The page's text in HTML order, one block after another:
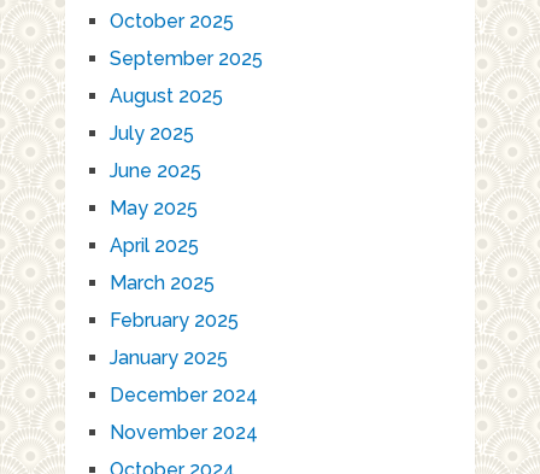
October 2025
September 2025
August 2025
July 2025
June 2025
May 2025
April 2025
March 2025
February 2025
January 2025
December 2024
November 2024